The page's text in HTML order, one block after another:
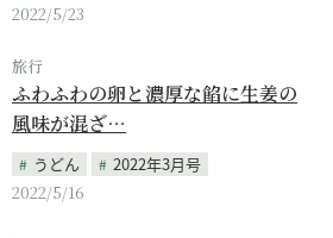
2022/5/23
旅行
ふわふわの卵と濃厚な餡に生姜の
風味が混ざ…
うどん
2022年3月号
2022/5/16